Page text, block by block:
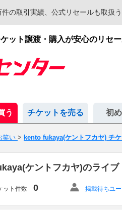
の取引実績、公式リセールも取扱
ット譲渡・購入が安心のリセ
う チケットを売る 初
笑い > kento fukaya(ケントフカヤ) チケ
ケントフカヤ)のライ
ット件数 0 掲載待ちユ